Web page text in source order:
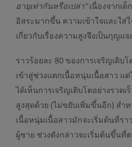
อายุเท่ากันหรือเปล่า”เนื่องจากเด็
อิสระมากขึ้น ความเข้าใจและใส่
เกี่ยวกับเรื่องความสูงจึงเป็นกุญแ
ราวร้อยละ 80 ของการเจริญเติบ
เข้าสู่ช่วงแตกเนื้อหนุ่มเนื้อสาว แ
ได้เห็นการเจริญเติบโตอย่างรวดเ
สูงสุดด้วย (ไม่ขยับเพิ่มขึ้นอีก) สำ
เนื้อหนุ่มเนื้อสาวมักจะเริ่มต้นที่รา
ผู้ชาย ช่วงดังกล่าวจะเริ่มต้นขึ้นที่